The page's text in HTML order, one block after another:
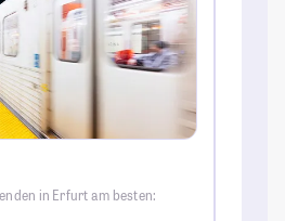
in Erfurt am besten: